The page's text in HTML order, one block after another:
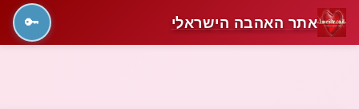
אתר האהבה הישראלי 🔑